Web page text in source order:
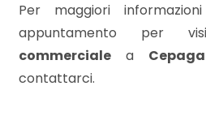
Per maggiori
appuntamento per
commerciale a
contattarci.
Bagni
minimi